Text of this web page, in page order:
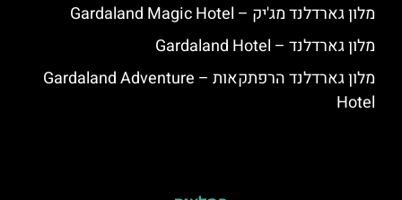
מלון גארדלנד מג'יק – Gardaland Magic Hotel
מלון גארדלנד – Gardaland Hotel
מלון גארדלנד הרפתקאות – Gardaland Adventure
Hotel